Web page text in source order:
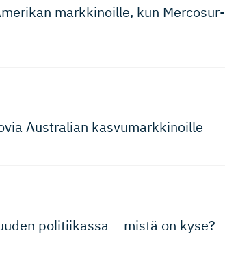
markkinoille, kun Mercosur-
Australian kasvumark­kinoille
politiikassa – mistä on kyse?